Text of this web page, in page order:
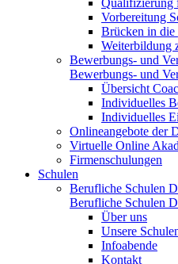
Qualifizierung
Vorbereitung
Brücken in
Weiterbildung
Bewerbungs- und
Bewerbungs- und
Übersicht
Individuelles
Individuelles
Onlineangebote der
Virtuelle Online
Firmenschulungen
Schulen
Berufliche Schulen
Berufliche Schulen
Über uns
Unsere
Infoabende
Kontakt